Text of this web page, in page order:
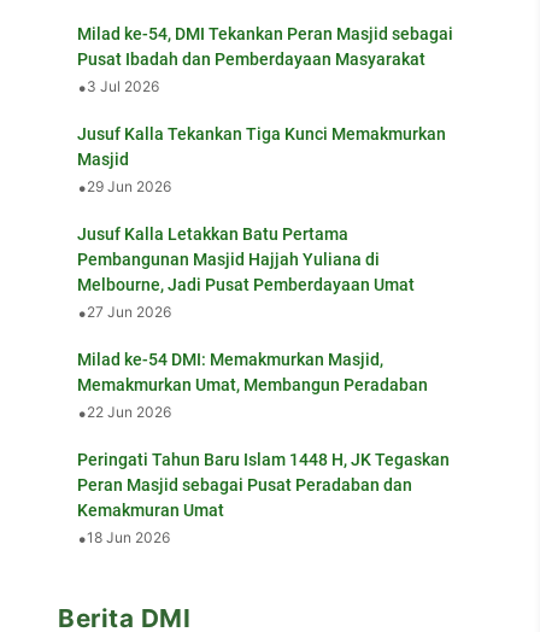
Milad ke-54, DMI Tekankan Peran Masjid sebagai
Pusat Ibadah dan Pemberdayaan Masyarakat
•3 Jul 2026
Jusuf Kalla Tekankan Tiga Kunci Memakmurkan
Masjid
•29 Jun 2026
Jusuf Kalla Letakkan Batu Pertama
Pembangunan Masjid Hajjah Yuliana di
Melbourne, Jadi Pusat Pemberdayaan Umat
•27 Jun 2026
Milad ke-54 DMI: Memakmurkan Masjid,
Memakmurkan Umat, Membangun Peradaban
•22 Jun 2026
Peringati Tahun Baru Islam 1448 H, JK Tegaskan
Peran Masjid sebagai Pusat Peradaban dan
Kemakmuran Umat
•18 Jun 2026
Berita DMI